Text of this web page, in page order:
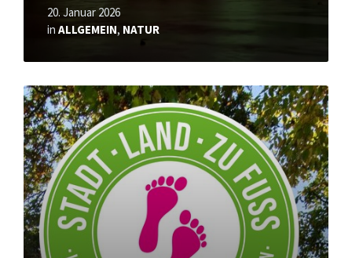
20. Januar 2026
in ALLGEMEIN, NATUR
Mehr
erfahren